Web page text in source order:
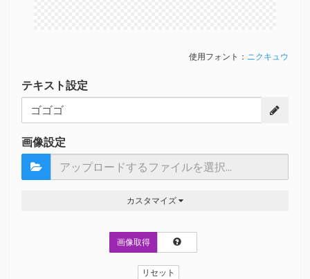
使用フォント： ニクキュウ
テキスト設定
画像設定
カスタマイズ
画像取得
リセット